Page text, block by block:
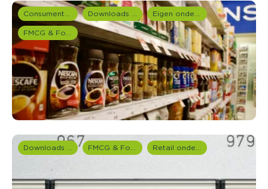
Consumentenonderzoek Downloads en rapportages Eigen onderzoeken
FMCG & Food branche
Downloads en rapportages FMCG & Food branche Retail onderzoek